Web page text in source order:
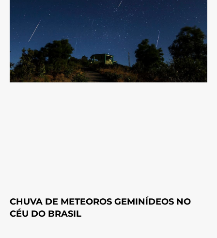
CHUVA DE METEOROS GEMINÍDEOS NO
CÉU DO BRASIL